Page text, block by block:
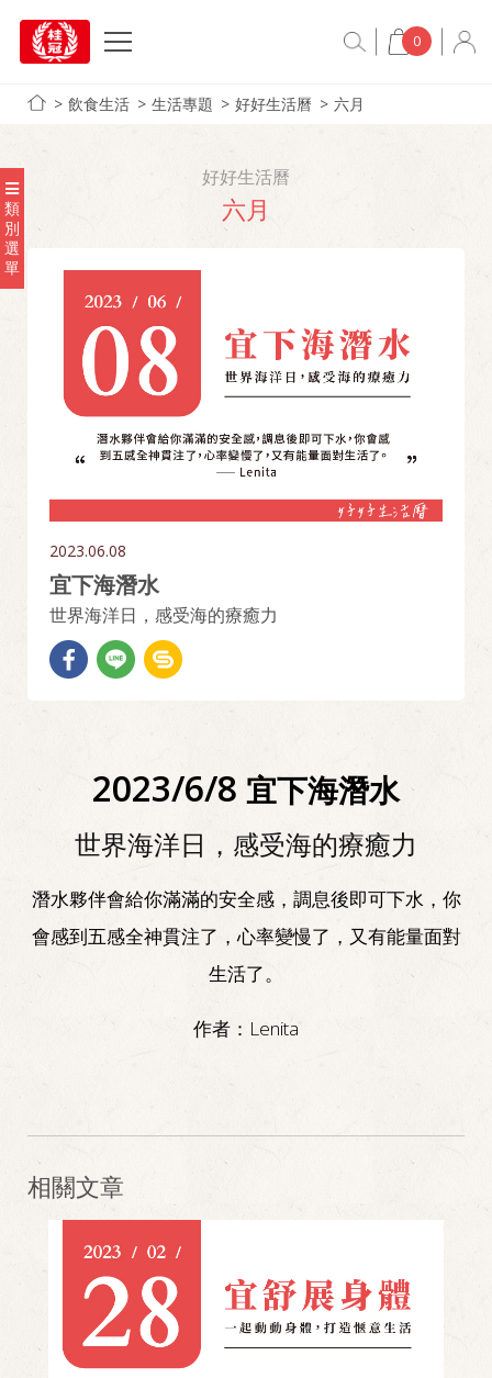
0
飲食生活 生活專題 好好生活曆 六月
類
別
選
單
好好生活曆
六月
2023.06.08
宜下海潛水
世界海洋日，感受海的療癒力
2023/6/8 宜下海潛水
世界海洋日，感受海的療癒力
潛水夥伴會給你滿滿的安全感，調息後即可下水，你
會感到五感全神貫注了，心率變慢了，又有能量面對
生活了。
作者： Lenita
相關文章